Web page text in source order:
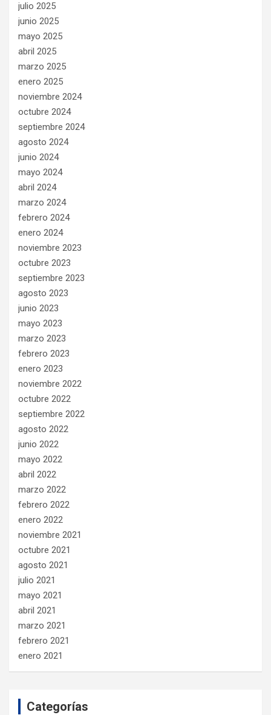
julio 2025
junio 2025
mayo 2025
abril 2025
marzo 2025
enero 2025
noviembre 2024
octubre 2024
septiembre 2024
agosto 2024
junio 2024
mayo 2024
abril 2024
marzo 2024
febrero 2024
enero 2024
noviembre 2023
octubre 2023
septiembre 2023
agosto 2023
junio 2023
mayo 2023
marzo 2023
febrero 2023
enero 2023
noviembre 2022
octubre 2022
septiembre 2022
agosto 2022
junio 2022
mayo 2022
abril 2022
marzo 2022
febrero 2022
enero 2022
noviembre 2021
octubre 2021
agosto 2021
julio 2021
mayo 2021
abril 2021
marzo 2021
febrero 2021
enero 2021
Categorías